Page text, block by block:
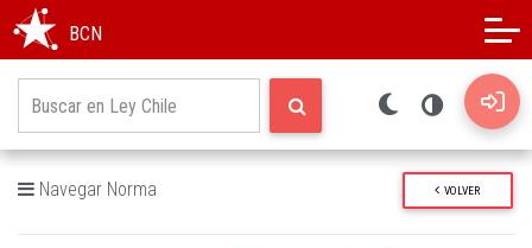
BCN
Navegar Norma VOLVER